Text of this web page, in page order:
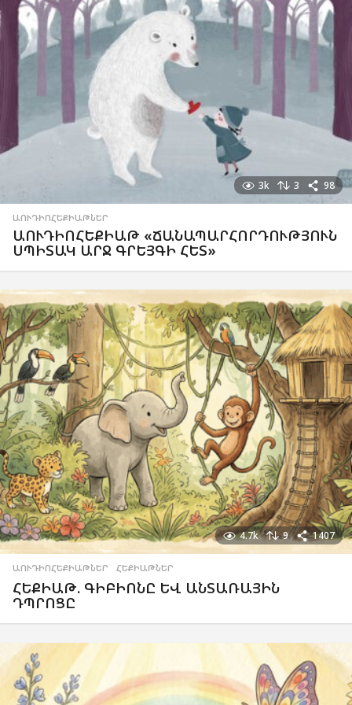
3k 3 98
ԱՈՒԴԻՈՀԵՔԻԱԹՆԵՐ
ԱՈՒԴԻՈՀԵՔԻԱԹ «ՃԱՆԱՊԱՐՀՈՐԴՈՒԹՅՈՒՆ
ՍՊԻՏԱԿ ԱՐՋ ԳՐԵՅԳԻ ՀԵՏ»
4.7k 9 1407
ԱՈՒԴԻՈՀԵՔԻԱԹՆԵՐ ,ՀԵՔԻԱԹՆԵՐ
ՀԵՔԻԱԹ. ԳԻԲԻՈՆԸ ԵՎ ԱՆՏԱՌԱՅԻՆ
ԴՊՐՈՑԸ